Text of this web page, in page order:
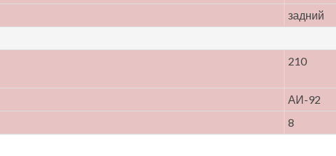
задний
210
АИ-92
8